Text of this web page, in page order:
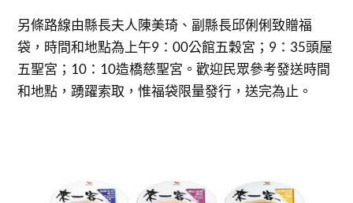
另條路線由縣長夫人陳美琦、副縣長邱俐俐致贈福
袋，時間和地點為上午9：00公館五穀宮；9：35頭屋
五聖宮；10：10造橋慈聖宮。歡迎民眾參考發送時間
和地點，踴躍索取，惟福袋限量發行，送完為止。